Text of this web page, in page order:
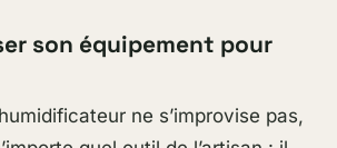
son équipement pour
ne s’improvise pas,